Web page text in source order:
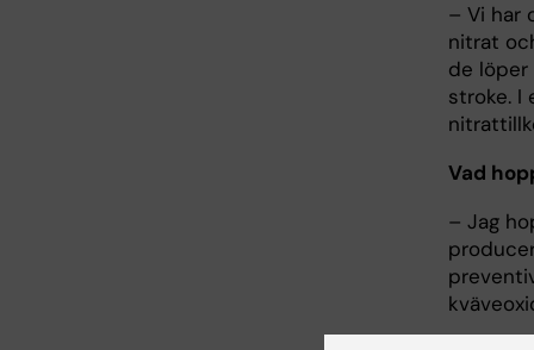
– Vi har
nitrat
de
stroke. I
Vad
– Jag